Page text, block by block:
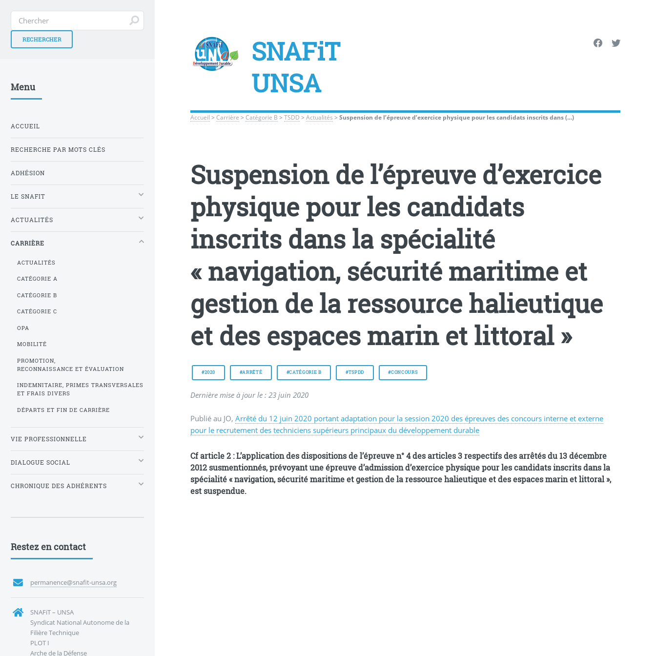
SNAFiT
UNSA
Accueil >Carrière >Catégorie B >TSDD >Actualités >Suspension de l’épreuve d’exercice physique pour les candidats inscrits dans (…)
Suspension de l’épreuve d’exercice
physique pour les candidats
inscrits dans la spécialité
« navigation, sécurité maritime et
gestion de la ressource halieutique
et des espaces marin et littoral »
#2020 #ARRÊTÉ #CATÉGORIE B #TSPDD #CONCOURS
Dernière mise à jour le : 23 juin 2020
Publié au JO,Arrêté du 12 juin 2020 portant adaptation pour la session 2020 des épreuves des concours interne et externe
pour le recrutement des techniciens supérieurs principaux du développement durable
Cf article 2 : L’application des dispositions de l’épreuve n° 4 des articles 3 respectifs des arrêtés du 13 décembre
2012 susmentionnés, prévoyant une épreuve d’admission d’exercice physique pour les candidats inscrits dans la
spécialité « navigation, sécurité maritime et gestion de la ressource halieutique et des espaces marin et littoral »,
est suspendue.
Menu
ACCUEIL
RECHERCHE PAR MOTS CLÉS
ADHÉSION
LE SNAFIT
ACTUALITÉS
CARRIÈRE
ACTUALITÉS
CATÉGORIE A
CATÉGORIE B
CATÉGORIE C
OPA
MOBILITÉ
PROMOTION,
RECONNAISSANCE ET ÉVALUATION
INDEMNITAIRE, PRIMES TRANSVERSALES
ET FRAIS DIVERS
DÉPARTS ET FIN DE CARRIÈRE
VIE PROFESSIONNELLE
DIALOGUE SOCIAL
CHRONIQUE DES ADHÉRENTS
Restez en contact
permanence@snafit-unsa.org
SNAFiT – UNSA
Syndicat National Autonome de la
Filière Technique
PLOT I
Arche de la Défense